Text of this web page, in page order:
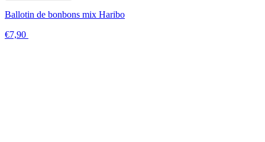
Ballotin de bonbons mix Haribo
€7,90